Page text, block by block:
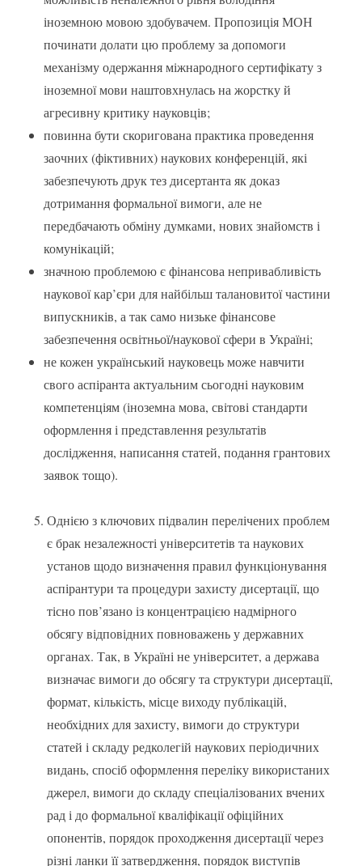
іноземною мовою здобувачем. Пропозиція МОН
починати долати цю проблему за допомоги
механізму одержання міжнародного сертифікату з
іноземної мови наштовхнулась на жорстку й
агресивну критику науковців;
повинна бути скоригована практика проведення
заочних (фіктивних) наукових конференцій, які
забезпечують друк тез дисертанта як доказ
дотримання формальної вимоги, але не
передбачають обміну думками, нових знайомств і
комунікацій;
значною проблемою є фінансова непривабливість
наукової кар’єри для найбільш талановитої частини
випускників, а так само низьке фінансове
забезпечення освітньої/наукової сфери в Україні;
не кожен український науковець може навчити
свого аспіранта актуальним сьогодні науковим
компетенціям (іноземна мова, світові стандарти
оформлення і представлення результатів
дослідження, написання статей, подання грантових
заявок тощо).
Однією з ключових підвалин перелічених проблем
є брак незалежності університетів та наукових
установ щодо визначення правил функціонування
аспірантури та процедури захисту дисертації, що
тісно пов’язано із концентрацією надмірного
обсягу відповідних повноважень у державних
органах. Так, в Україні не університет, а держава
визначає вимоги до обсягу та структури дисертації,
формат, кількість, місце виходу публікацій,
необхідних для захисту, вимоги до структури
статей і складу редколегій наукових періодичних
видань, спосіб оформлення переліку використаних
джерел, вимоги до складу спеціалізованих вчених
рад і до формальної кваліфікації офіційних
опонентів, порядок проходження дисертації через
різні ланки її затвердження, порядок виступів